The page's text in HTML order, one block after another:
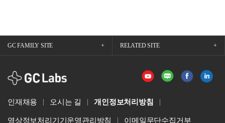
GC FAMILY SITE RELATED SITE
GCLabs
인재채용 오시는 길 개인정보처리방침
영상정보처리기기운영관리방침 이메일무단수집거부